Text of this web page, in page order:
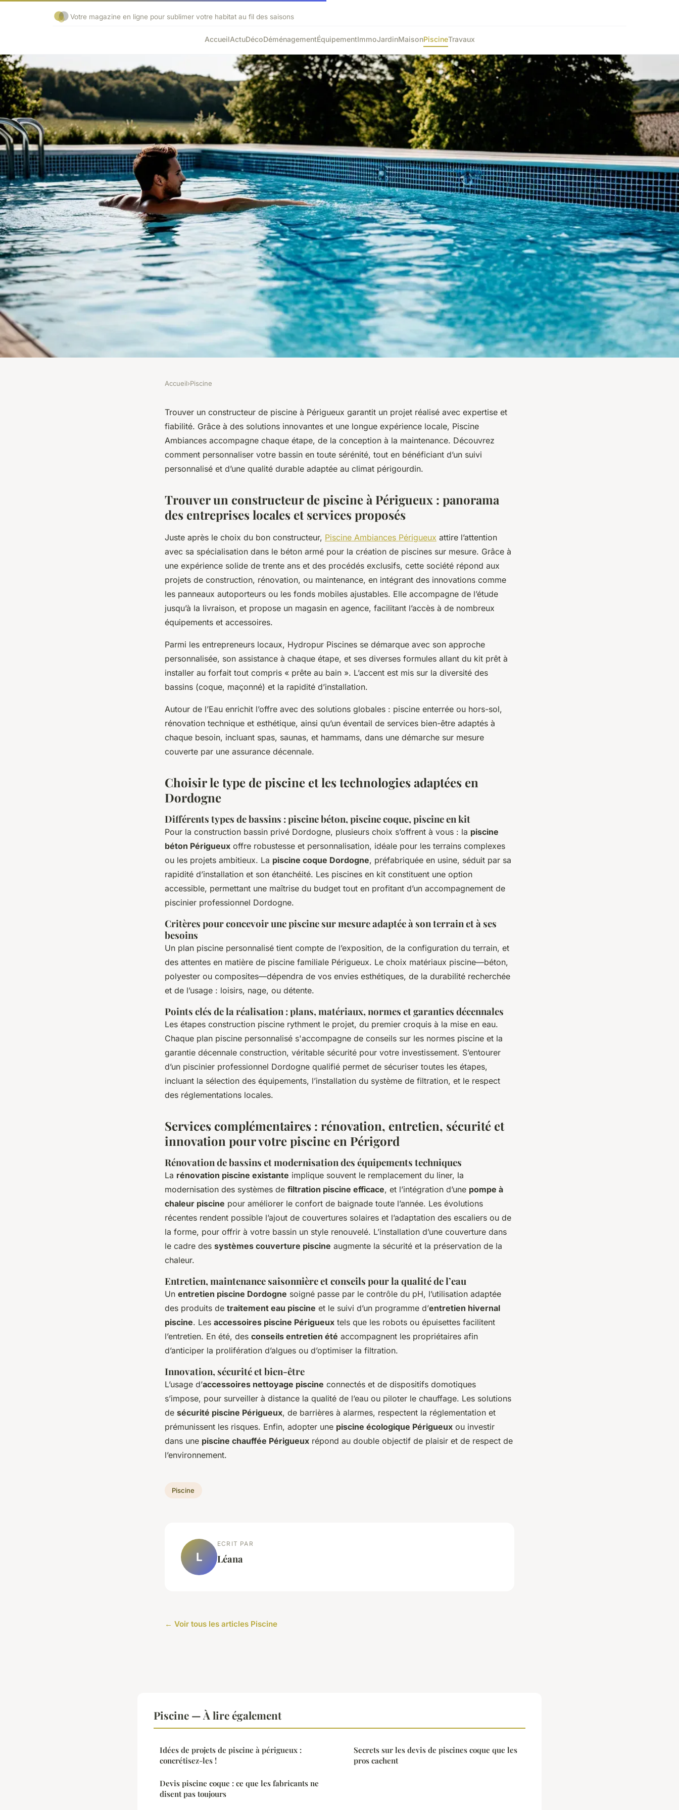
Votre magazine en ligne pour sublimer votre habitat au fil des saisons
AccueilActuDécoDéménagementÉquipementImmoJardinMaisonPiscineTravaux
Constructeur de piscine à périgueux :
vos projets réalisés !
Accueil›Piscine
Trouver un constructeur de piscine à Périgueux garantit un projet réalisé avec expertise et
fiabilité. Grâce à des solutions innovantes et une longue expérience locale, Piscine
Ambiances accompagne chaque étape, de la conception à la maintenance. Découvrez
comment personnaliser votre bassin en toute sérénité, tout en bénéficiant d’un suivi
personnalisé et d’une qualité durable adaptée au climat périgourdin.
Trouver un constructeur de piscine à Périgueux : panorama
des entreprises locales et services proposés
Juste après le choix du bon constructeur, Piscine Ambiances Périgueux attire l’attention
avec sa spécialisation dans le béton armé pour la création de piscines sur mesure. Grâce à
une expérience solide de trente ans et des procédés exclusifs, cette société répond aux
projets de construction, rénovation, ou maintenance, en intégrant des innovations comme
les panneaux autoporteurs ou les fonds mobiles ajustables. Elle accompagne de l’étude
jusqu’à la livraison, et propose un magasin en agence, facilitant l’accès à de nombreux
équipements et accessoires.
Parmi les entrepreneurs locaux, Hydropur Piscines se démarque avec son approche
personnalisée, son assistance à chaque étape, et ses diverses formules allant du kit prêt à
installer au forfait tout compris « prête au bain ». L’accent est mis sur la diversité des
bassins (coque, maçonné) et la rapidité d’installation.
Autour de l’Eau enrichit l’offre avec des solutions globales : piscine enterrée ou hors-sol,
rénovation technique et esthétique, ainsi qu’un éventail de services bien-être adaptés à
chaque besoin, incluant spas, saunas, et hammams, dans une démarche sur mesure
couverte par une assurance décennale.
Choisir le type de piscine et les technologies adaptées en
Dordogne
Différents types de bassins : piscine béton, piscine coque, piscine en kit
Pour la construction bassin privé Dordogne, plusieurs choix s’offrent à vous : la piscine
béton Périgueux offre robustesse et personnalisation, idéale pour les terrains complexes
ou les projets ambitieux. La piscine coque Dordogne, préfabriquée en usine, séduit par sa
rapidité d’installation et son étanchéité. Les piscines en kit constituent une option
accessible, permettant une maîtrise du budget tout en profitant d’un accompagnement de
piscinier professionnel Dordogne.
Critères pour concevoir une piscine sur mesure adaptée à son terrain et à ses
besoins
Un plan piscine personnalisé tient compte de l’exposition, de la configuration du terrain, et
des attentes en matière de piscine familiale Périgueux. Le choix matériaux piscine—béton,
polyester ou composites—dépendra de vos envies esthétiques, de la durabilité recherchée
et de l’usage : loisirs, nage, ou détente.
Points clés de la réalisation : plans, matériaux, normes et garanties décennales
Les étapes construction piscine rythment le projet, du premier croquis à la mise en eau.
Chaque plan piscine personnalisé s'accompagne de conseils sur les normes piscine et la
garantie décennale construction, véritable sécurité pour votre investissement. S’entourer
d’un piscinier professionnel Dordogne qualifié permet de sécuriser toutes les étapes,
incluant la sélection des équipements, l’installation du système de filtration, et le respect
des réglementations locales.
Services complémentaires : rénovation, entretien, sécurité et
innovation pour votre piscine en Périgord
Rénovation de bassins et modernisation des équipements techniques
La rénovation piscine existante implique souvent le remplacement du liner, la
modernisation des systèmes de filtration piscine efficace, et l’intégration d’une pompe à
chaleur piscine pour améliorer le confort de baignade toute l’année. Les évolutions
récentes rendent possible l’ajout de couvertures solaires et l’adaptation des escaliers ou de
la forme, pour offrir à votre bassin un style renouvelé. L’installation d’une couverture dans
le cadre des systèmes couverture piscine augmente la sécurité et la préservation de la
chaleur.
Entretien, maintenance saisonnière et conseils pour la qualité de l’eau
Un entretien piscine Dordogne soigné passe par le contrôle du pH, l’utilisation adaptée
des produits de traitement eau piscine et le suivi d’un programme d’entretien hivernal
piscine. Les accessoires piscine Périgueux tels que les robots ou épuisettes facilitent
l’entretien. En été, des conseils entretien été accompagnent les propriétaires afin
d’anticiper la prolifération d’algues ou d’optimiser la filtration.
Innovation, sécurité et bien-être
L’usage d’accessoires nettoyage piscine connectés et de dispositifs domotiques
s’impose, pour surveiller à distance la qualité de l’eau ou piloter le chauffage. Les solutions
de sécurité piscine Périgueux, de barrières à alarmes, respectent la réglementation et
prémunissent les risques. Enfin, adopter une piscine écologique Périgueux ou investir
dans une piscine chauffée Périgueux répond au double objectif de plaisir et de respect de
l’environnement.
Piscine
L
ECRIT PAR
Léana
← Voir tous les articles Piscine
Piscine — À lire également
Idées de projets de piscine à périgueux :
concrétisez-les !
Devis piscine coque : ce que les fabricants ne
disent pas toujours
Secrets sur les devis de piscines coque que les
pros cachent